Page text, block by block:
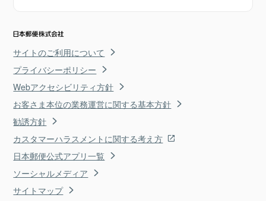
サイトのご利用について
プライバシーポリシー
Webアクセシビリティ方針
お客さま本位の業務運営に関する基本方針
勧誘方針
カスタマーハラスメントに関する考え方
日本郵便公式アプリ一覧
ソーシャルメディア
サイトマップ